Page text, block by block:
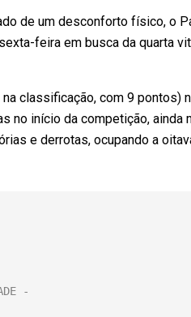
de um desconforto físico, o
feira em busca da quarta
classificação, com 9 pontos)
no início da competição, ainda
e derrotas, ocupando a